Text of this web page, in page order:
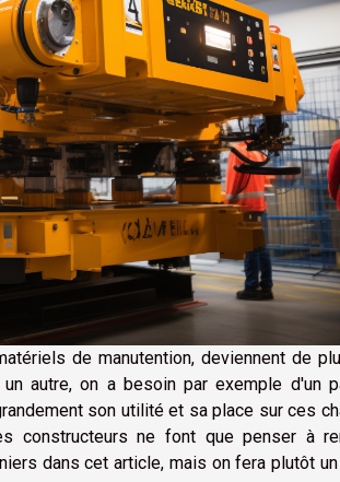
de manutention, deviennent de
autre, on a besoin par exemple d'un
son utilité et sa place sur ces
constructeurs ne font que penser à
dans cet article, mais on fera plutôt